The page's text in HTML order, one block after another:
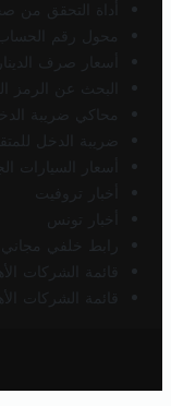
أداة التحقق من
محول رقم الحساب
أسعار صرف
البحث عن الرمز
محاكي ضريبة
ضريبة الدخل
أسعار السيارات
أخبار تروفيت
أخبار تونس
رابط خلفي مجاني
قائمة الشركات
قائمة الشركات